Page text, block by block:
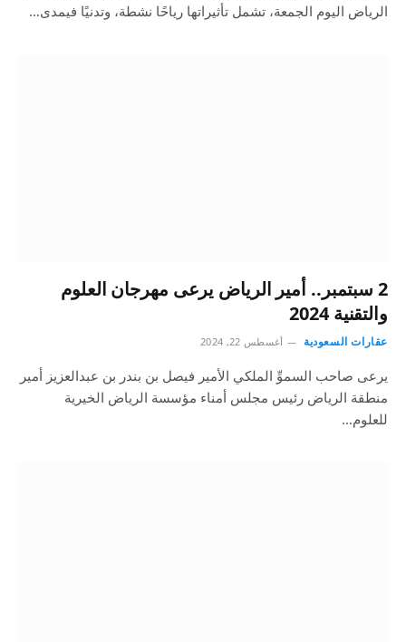
الرياض اليوم الجمعة، تشمل تأثيراتها رياحًا نشطة، وتدنيًا فيمدى…
2 سبتمبر.. أمير الرياض يرعى مهرجان العلوم
والتقنية 2024
عقارات السعودية أغسطس 22, 2024
يرعى صاحب السموِّ الملكي الأمير فيصل بن بندر بن عبدالعزيز أمير
منطقة الرياض رئيس مجلس أمناء مؤسسة الرياض الخيرية
للعلوم…